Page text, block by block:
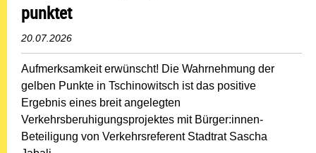
punktet
20.07.2026
Aufmerksamkeit erwünscht! Die Wahrnehmung der
gelben Punkte in Tschinowitsch ist das positive
Ergebnis eines breit angelegten
Verkehrsberuhigungsprojektes mit Bürger:innen-
Beteiligung von Verkehrsreferent Stadtrat Sascha